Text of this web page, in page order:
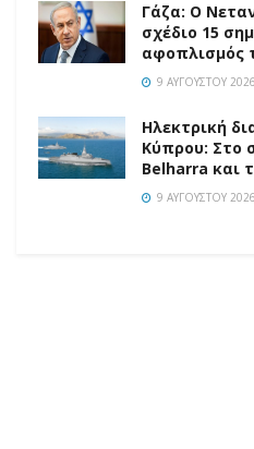
Γάζα: Ο
σχέδιο 15
αφοπλισμός
9 ΑΥΓΟΎΣΤΟΥ 2026
Ηλεκτρική
Κύπρου: Στο
Belharra και
9 ΑΥΓΟΎΣΤΟΥ 2026